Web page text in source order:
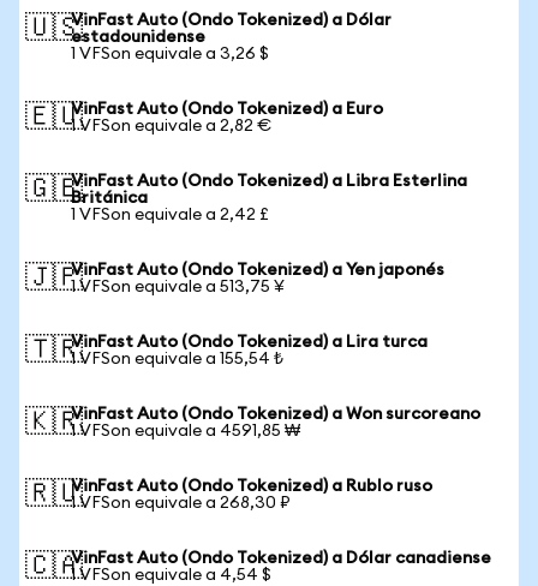
🇺🇸VinFast Auto (Ondo Tokenized) a Dólar
estadounidense
1 VFSon equivale a 3,26 $
🇪🇺VinFast Auto (Ondo Tokenized) a Euro
1 VFSon equivale a 2,82 €
🇬🇧VinFast Auto (Ondo Tokenized) a Libra Esterlina
Británica
1 VFSon equivale a 2,42 £
🇯🇵VinFast Auto (Ondo Tokenized) a Yen japonés
1 VFSon equivale a 513,75 ¥
🇹🇷VinFast Auto (Ondo Tokenized) a Lira turca
1 VFSon equivale a 155,54 ₺
🇰🇷VinFast Auto (Ondo Tokenized) a Won surcoreano
1 VFSon equivale a 4591,85 ₩
🇷🇺VinFast Auto (Ondo Tokenized) a Rublo ruso
1 VFSon equivale a 268,30 ₽
🇨🇦VinFast Auto (Ondo Tokenized) a Dólar canadiense
1 VFSon equivale a 4,54 $